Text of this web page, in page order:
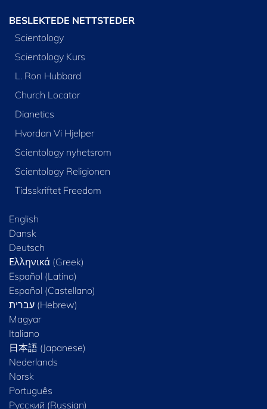
BESLEKTEDE NETTSTEDER
Scientology
Scientology Kurs
L. Ron Hubbard
Church Locator
Dianetics
Hvordan Vi Hjelper
Scientology nyhetsrom
Scientology Religionen
Tidsskriftet Freedom
English
Dansk
Deutsch
Ελληνικά (Greek)
Español (Latino)
Español (Castellano)
Magyar
Italiano
日本語 (Japanese)
Nederlands
Norsk
Português
Русский (Russian)